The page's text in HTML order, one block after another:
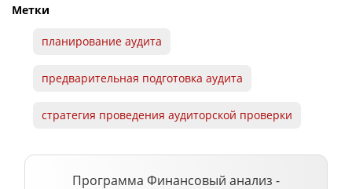
Метки
планирование аудита
предварительная подготовка аудита
стратегия проведения аудиторской проверки
Программа Финансовый анализ -